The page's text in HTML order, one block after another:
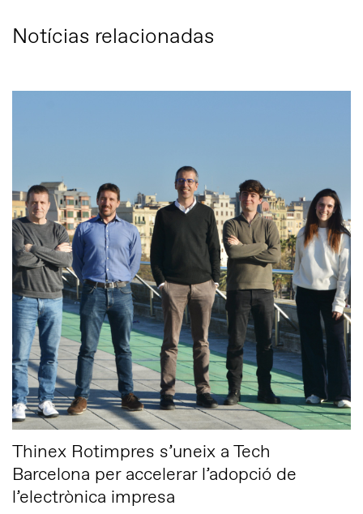
Notícias relacionadas
Thinex Rotimpres s’uneix a Tech
Barcelona per accelerar l’adopció de
l’electrònica impresa